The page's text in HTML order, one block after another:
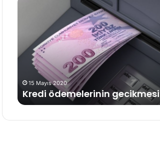
15 Mayıs 2020
Kredi ödemelerinin gecikmesi